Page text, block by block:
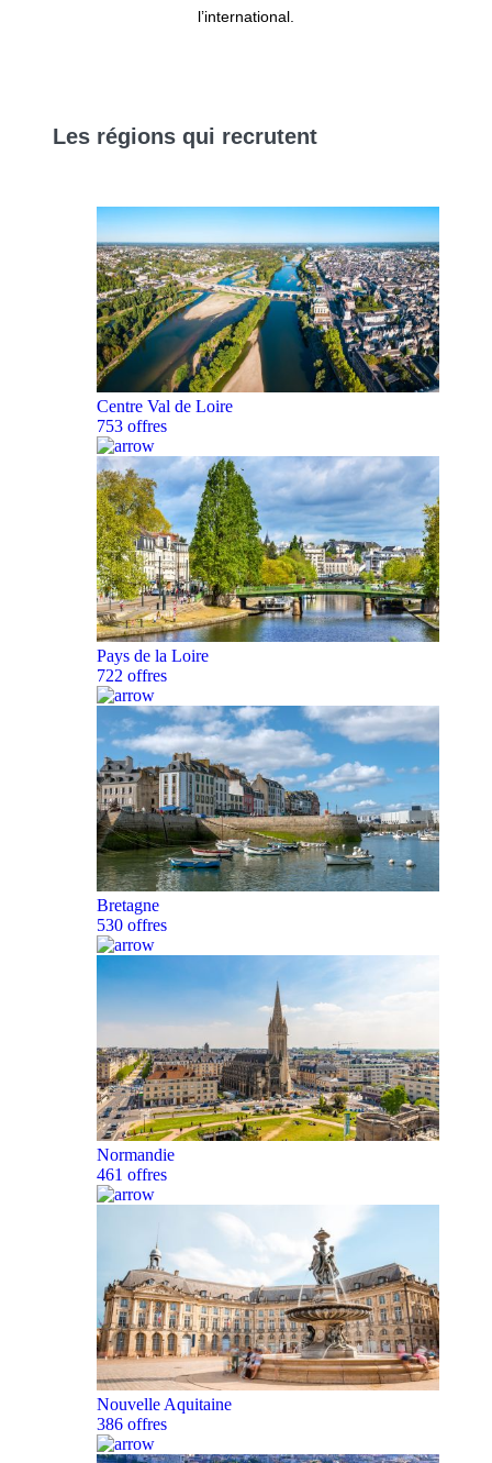
l’international.
Les régions qui recrutent
Centre Val de Loire
753 offres
Pays de la Loire
722 offres
Bretagne
530 offres
Normandie
461 offres
Nouvelle Aquitaine
386 offres